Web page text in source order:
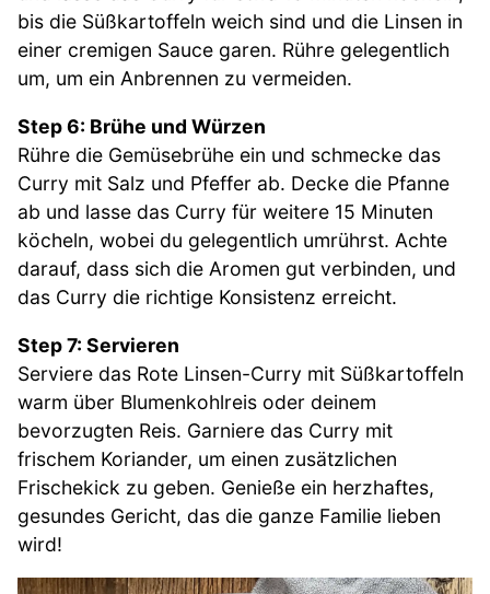
bis die Süßkartoffeln weich sind und die Linsen in
einer cremigen Sauce garen. Rühre gelegentlich
um, um ein Anbrennen zu vermeiden.
Step 6: Brühe und Würzen
Rühre die Gemüsebrühe ein und schmecke das
Curry mit Salz und Pfeffer ab. Decke die Pfanne
ab und lasse das Curry für weitere 15 Minuten
köcheln, wobei du gelegentlich umrührst. Achte
darauf, dass sich die Aromen gut verbinden, und
das Curry die richtige Konsistenz erreicht.
Step 7: Servieren
Serviere das Rote Linsen-Curry mit Süßkartoffeln
warm über Blumenkohlreis oder deinem
bevorzugten Reis. Garniere das Curry mit
frischem Koriander, um einen zusätzlichen
Frischekick zu geben. Genieße ein herzhaftes,
gesundes Gericht, das die ganze Familie lieben
wird!